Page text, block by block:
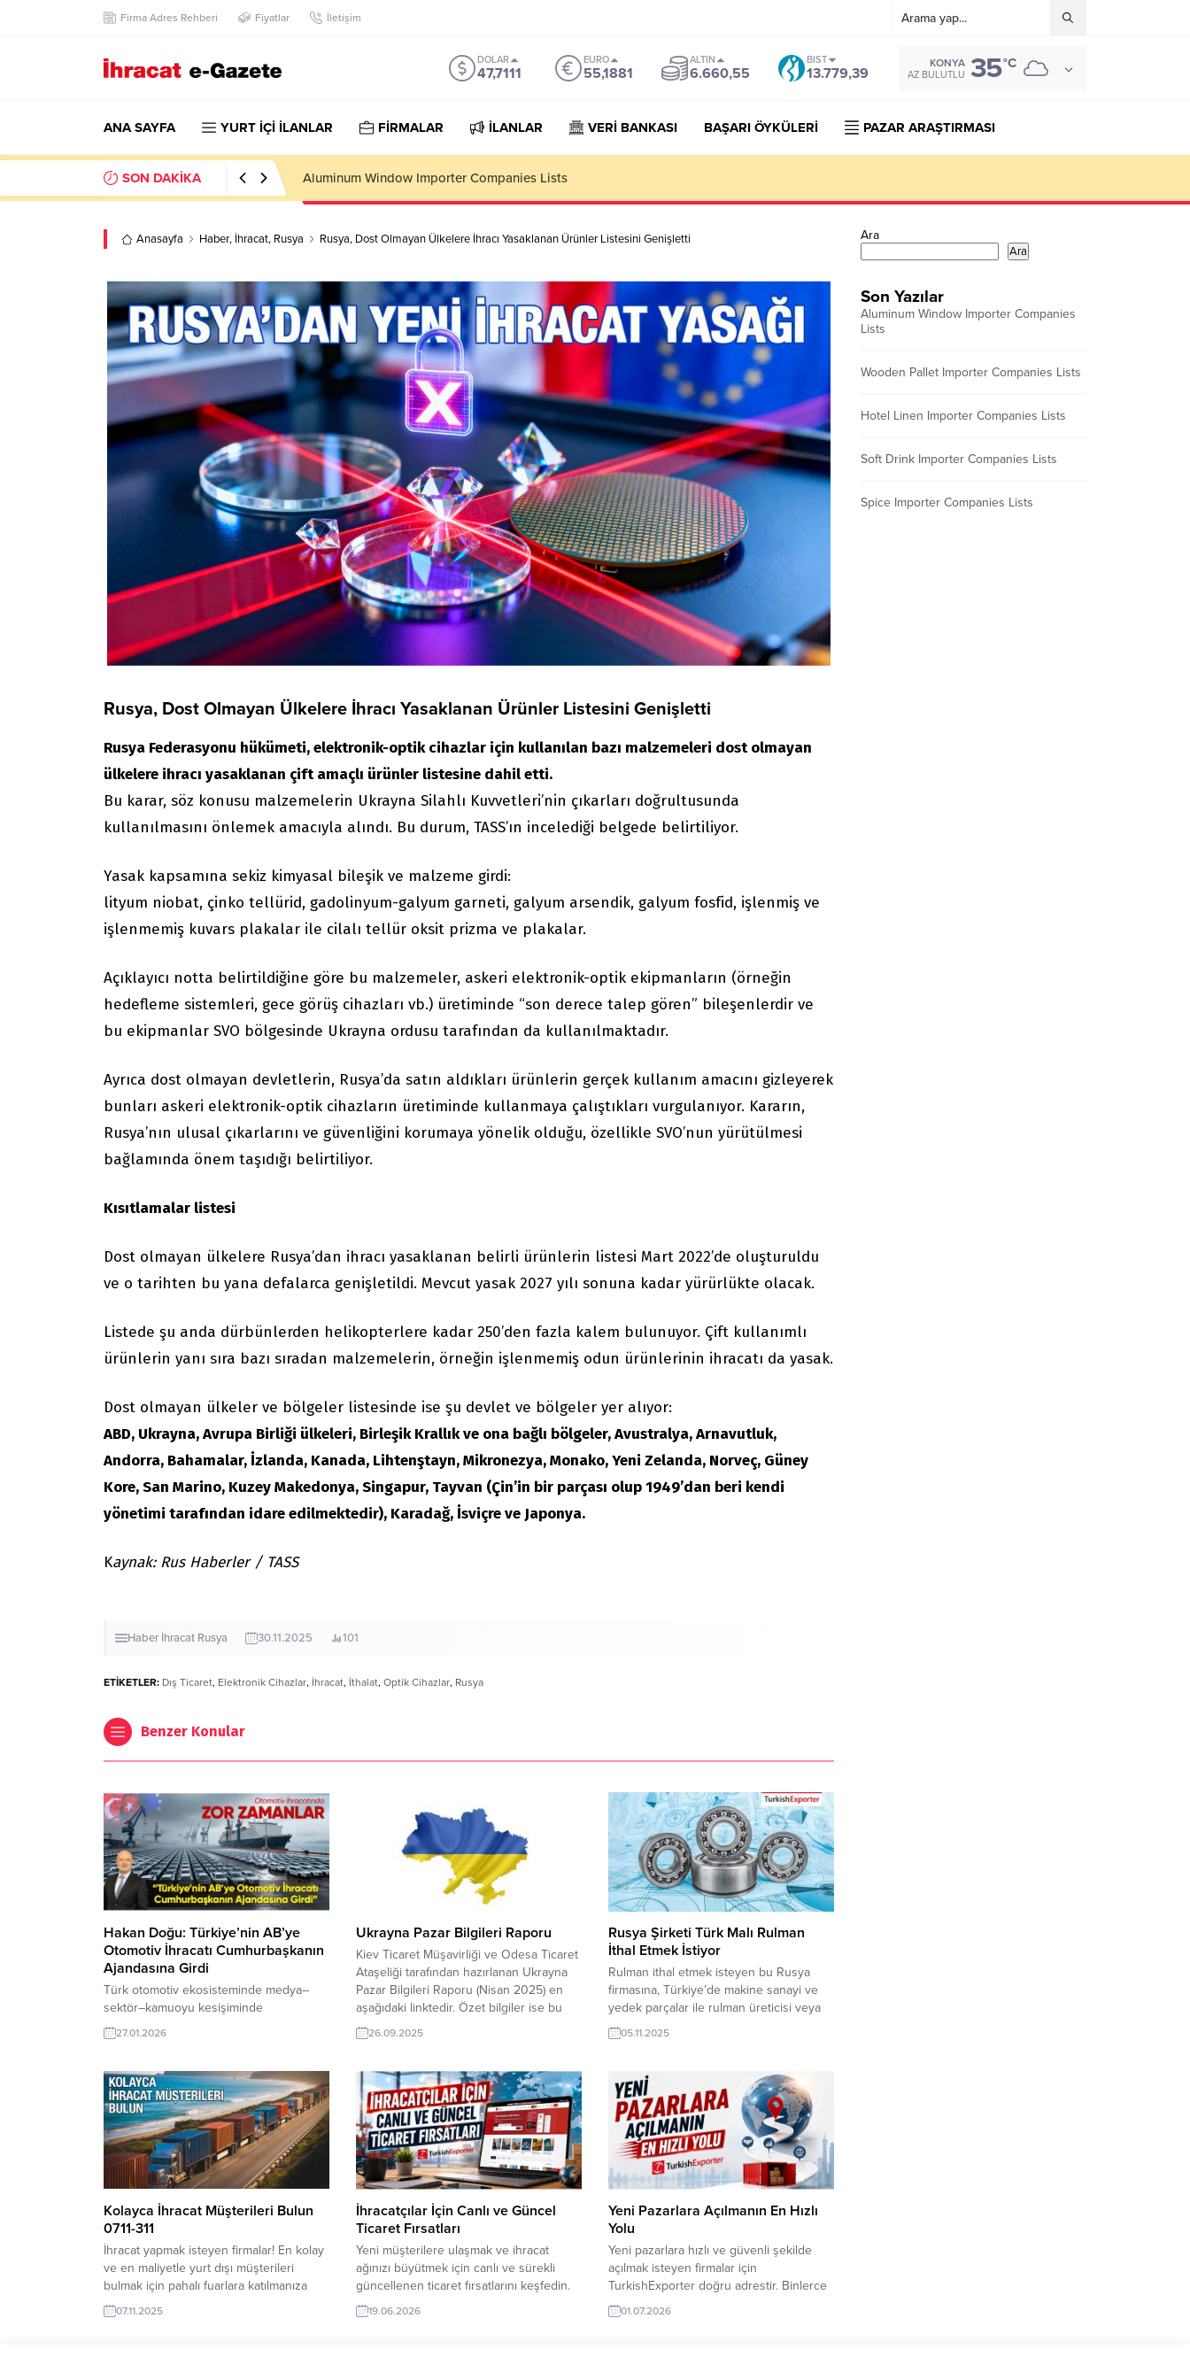
Firma Adres Rehberi Fiyatlar İletişim
DOLAR
47,7111
EURO
55,1881
ALTIN
6.660,55
BIST
13.779,39
KONYA
AZ BULUTLU 35°C
ANA SAYFA YURT İÇİ İLANLAR FİRMALAR İLANLAR VERİ BANKASI BAŞARI ÖYKÜLERİ PAZAR ARAŞTIRMASI
SON DAKİKA Wooden Pallet Importer Companies Lists
Anasayfa Haber, İhracat, Rusya Rusya, Dost Olmayan Ülkelere İhracı Yasaklanan Ürünler Listesini Genişletti
Rusya, Dost Olmayan Ülkelere İhracı Yasaklanan Ürünler Listesini Genişletti
Rusya Federasyonu hükümeti, elektronik-optik cihazlar için kullanılan bazı malzemeleri dost olmayan
ülkelere ihracı yasaklanan çift amaçlı ürünler listesine dahil etti.
Bu karar, söz konusu malzemelerin Ukrayna Silahlı Kuvvetleri’nin çıkarları doğrultusunda
kullanılmasını önlemek amacıyla alındı. Bu durum, TASS’ın incelediği belgede belirtiliyor.
Yasak kapsamına sekiz kimyasal bileşik ve malzeme girdi:
lityum niobat, çinko tellürid, gadolinyum-galyum garneti, galyum arsendik, galyum fosfid, işlenmiş ve
işlenmemiş kuvars plakalar ile cilalı tellür oksit prizma ve plakalar.
Açıklayıcı notta belirtildiğine göre bu malzemeler, askeri elektronik-optik ekipmanların (örneğin
hedefleme sistemleri, gece görüş cihazları vb.) üretiminde “son derece talep gören” bileşenlerdir ve
bu ekipmanlar SVO bölgesinde Ukrayna ordusu tarafından da kullanılmaktadır.
Ayrıca dost olmayan devletlerin, Rusya’da satın aldıkları ürünlerin gerçek kullanım amacını gizleyerek
bunları askeri elektronik-optik cihazların üretiminde kullanmaya çalıştıkları vurgulanıyor. Kararın,
Rusya’nın ulusal çıkarlarını ve güvenliğini korumaya yönelik olduğu, özellikle SVO’nun yürütülmesi
bağlamında önem taşıdığı belirtiliyor.
Kısıtlamalar listesi
Dost olmayan ülkelere Rusya’dan ihracı yasaklanan belirli ürünlerin listesi Mart 2022’de oluşturuldu
ve o tarihten bu yana defalarca genişletildi. Mevcut yasak 2027 yılı sonuna kadar yürürlükte olacak.
Listede şu anda dürbünlerden helikopterlere kadar 250’den fazla kalem bulunuyor. Çift kullanımlı
ürünlerin yanı sıra bazı sıradan malzemelerin, örneğin işlenmemiş odun ürünlerinin ihracatı da yasak.
Dost olmayan ülkeler ve bölgeler listesinde ise şu devlet ve bölgeler yer alıyor:
ABD, Ukrayna, Avrupa Birliği ülkeleri, Birleşik Krallık ve ona bağlı bölgeler, Avustralya, Arnavutluk,
Andorra, Bahamalar, İzlanda, Kanada, Lihtenştayn, Mikronezya, Monako, Yeni Zelanda, Norveç, Güney
Kore, San Marino, Kuzey Makedonya, Singapur, Tayvan (Çin’in bir parçası olup 1949’dan beri kendi
yönetimi tarafından idare edilmektedir), Karadağ, İsviçre ve Japonya.
Kaynak: Rus Haberler / TASS
Haber İhracat Rusya 30.11.2025 101
ETİKETLER: Dış Ticaret, Elektronik Cihazlar, İhracat, İthalat, Optik Cihazlar, Rusya
Benzer Konular
Hakan Doğu: Türkiye’nin AB’ye
Otomotiv İhracatı Cumhurbaşkanın
Ajandasına Girdi
Türk otomotiv ekosisteminde medya–
sektör–kamuoyu kesişiminde
konumlanan; analizleri ve iletişim
perspektifiyle öne çıkan uzman Hakan
yaptığı paylaşımda şunları paylaştı:
“Türkiye’nin AB’ye otomotiv ihracatı
Cumhurbaşkanın ajandasına girmiş ve en
üst seviyede bu konuyu konuşmuş.
Gerek Çin’lilere gerek diğerlerine ve
hatta imalatçılara verilen net mesajlarla
AB’nin artık Türkiye’den...
27.01.2026
Ukrayna Pazar Bilgileri Raporu
Kiev Ticaret Müşavirliği ve Odesa Ticaret
Ataşeliği tarafından hazırlanan Ukrayna
Pazar Bilgileri Raporu (Nisan 2025) en
aşağıdaki linktedir. Özet bilgiler ise bu
makalemizde okuyabilirsiniz. 1. Dış
Ticaret Politikası ve Mevzuat 2. Pazarın
Yaparken Dikkat Edilecek Hususlar 5.
Şirket Kuruluşu ve Yatırım Genel
Değerlendirme:Ukrayna pazarı,...
26.09.2025
Rusya Şirketi Türk Malı Rulman
İthal Etmek İstiyor
Rulman ithal etmek isteyen bu Rusya
firmasına, Türkiye’de makine sanayi ve
yedek parçalar ile rulman üreticisi veya
tedarikçisi olan ihracatçı firmalar teklif
sunabilirler. Yeni bir ihracat pazarı fırsatı
TurkishExporter VIP üyeleri ile TE üyelik
kredisi sahibi ihracat şirketleri
erişebilmektedir. ➤ Bu ithalat alım
talebinin...
05.11.2025
Kolayca İhracat Müşterileri Bulun
0711-311
İhracat yapmak isteyen firmalar! En kolay
ve en maliyetle yurt dışı müşterileri
bulmak için pahalı fuarlara katılmanıza
gerek yok. Pazar araştırması yapmak için
onlarca ülkeye seyahat etmek hem pahalı
07.11.2025
İhracatçılar İçin Canlı ve Güncel
Ticaret Fırsatları
Yeni müşterilere ulaşmak ve ihracat
ağınızı büyütmek için canlı ve sürekli
güncellenen ticaret fırsatlarını keşfedin.
Farklı sektörlerden güvenilir ithalatçı
taleplerini tek noktadan inceleyin, doğru
19.06.2026
Yeni Pazarlara Açılmanın En Hızlı
Yolu
Yeni pazarlara hızlı ve güvenli şekilde
açılmak isteyen firmalar için
TurkishExporter doğru adrestir. Binlerce
doğrulanmış ithalatçıya ulaşın, yeni iş
bağlantıları kurun, ihracat fırsatlarını
01.07.2026
Ara
Ara
Son Yazılar
Aluminum Window Importer Companies
Lists
Wooden Pallet Importer Companies Lists
Hotel Linen Importer Companies Lists
Soft Drink Importer Companies Lists
Spice Importer Companies Lists